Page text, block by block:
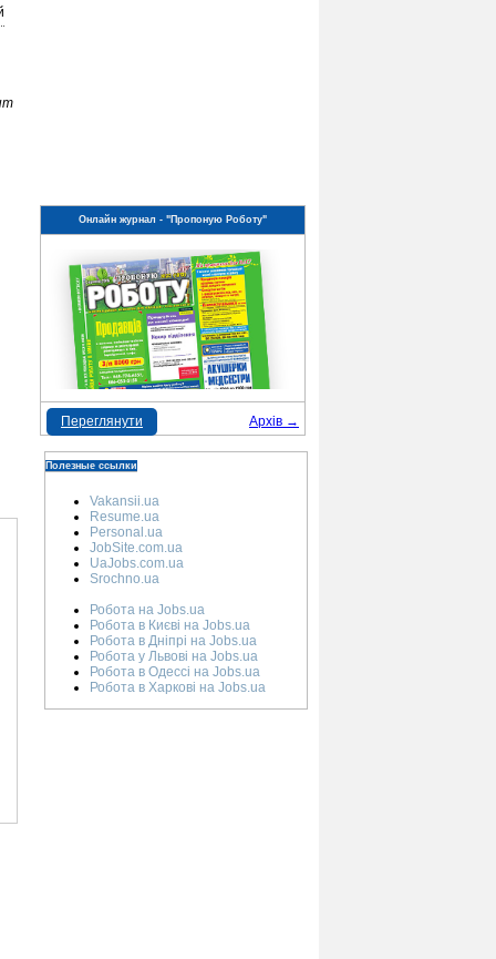
Онлайн журнал - "Пропоную Роботу"
Архів →
Переглянути
Полезные ссылки
Vakansii.ua
Resume.ua
Personal.ua
JobSite.com.ua
UaJobs.com.ua
Srochno.ua
Робота на Jobs.ua
Робота в Києві на Jobs.ua
Робота в Дніпрі на Jobs.ua
Робота у Львові на Jobs.ua
Робота в Одессі на Jobs.ua
Робота в Харкові на Jobs.ua